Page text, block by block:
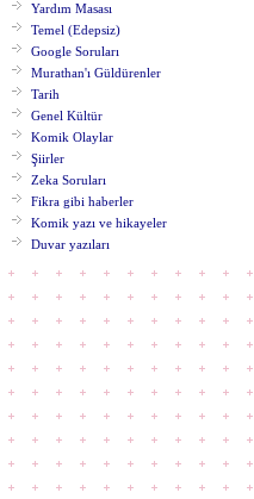
Yardım Masası
Temel (Edepsiz)
Google Soruları
Murathan'ı Güldürenler
Tarih
Genel Kültür
Komik Olaylar
Şiirler
Zeka Soruları
Fikra gibi haberler
Komik yazı ve hikayeler
Duvar yazıları